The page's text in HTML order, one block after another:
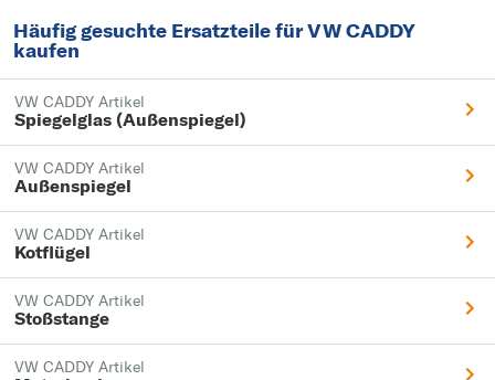
Häufig gesuchte Ersatzteile für VW CADDY
kaufen
VW CADDY Artikel
Spiegelglas (Außenspiegel)
VW CADDY Artikel
Außenspiegel
VW CADDY Artikel
Kotflügel
VW CADDY Artikel
Stoßstange
VW CADDY Artikel